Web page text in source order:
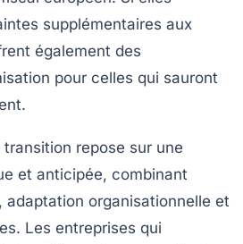
supplémentaires aux
également des
pour celles qui sauront
repose sur une
et anticipée, combinant
adaptation organisationnelle et
Les entreprises qui